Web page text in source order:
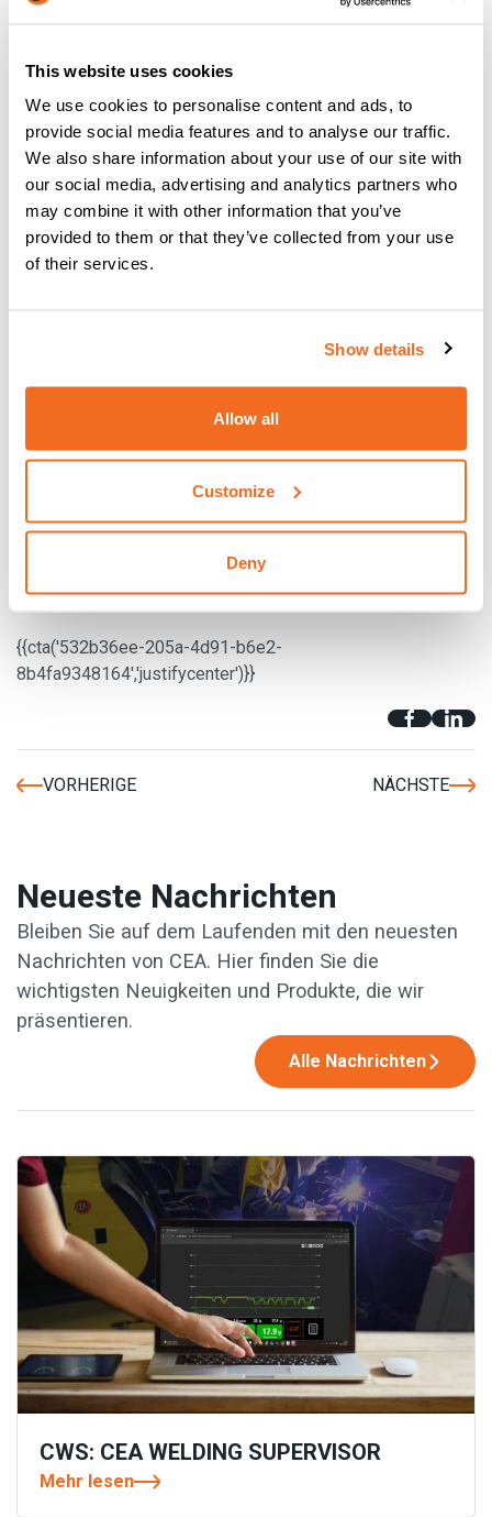
This website uses cookies
We use cookies to personalise content and ads, to
provide social media features and to analyse our traffic.
We also share information about your use of our site with
our social media, advertising and analytics partners who
may combine it with other information that you’ve
provided to them or that they’ve collected from your use
of their services.
Show details
Allow all
Customize
Deny
darstellt.
Die Vorteile des WIG-Schweißens
Mit diesem Verfahren lassen sichvor allem bei dünneren
Bauteilen starke Schweißnähte
erzielen, während es bei
dickeren Bauteilen nicht sehr geeignet ist.
Die Hauptvorteile des WIG-Schweißens sind folgende:
und Lichtbogen ohne Spritzer gewährleistet saubere
Schlackeneinschlüsse und ohne Nacharbeit.
dieses Verfahren in jeder
Schweißposition anzuwenden;die Vielseitigkeit
bequemes Arbeiten
möglichkeit desSchweißens fast aller Arten von
, sowohl eisenhaltiger als auch
{{cta('532b36ee-205a-4d91-b6e2-
8b4fa9348164','justifycenter')}}
VORHERIGE NÄCHSTE
Neueste Nachrichten
Bleiben Sie auf dem Laufenden mit den neuesten
Nachrichten von CEA. Hier finden Sie die
wichtigsten Neuigkeiten und Produkte, die wir
präsentieren.
Alle Nachrichten
CWS: CEA WELDING SUPERVISOR
Mehr lesen